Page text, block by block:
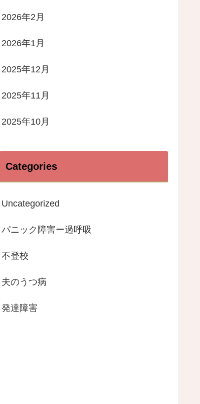
2026年2月
2026年1月
2025年12月
2025年11月
2025年10月
Categories
Uncategorized
パニック障害ー過呼吸
不登校
夫のうつ病
発達障害